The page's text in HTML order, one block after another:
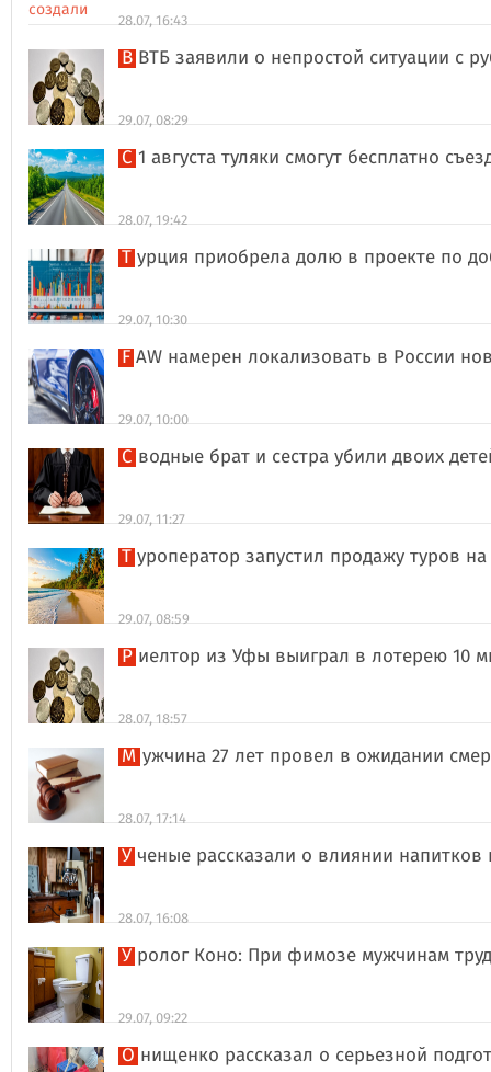
28.07, 16:43
В ВТБ заявили о непростой ситуации с
29.07, 08:29
С 1 августа туляки смогут бесплатно
28.07, 19:42
Турция приобрела долю в проекте по
29.07, 10:30
FAW намерен локализовать в России
29.07, 10:00
Сводные брат и сестра убили двоих
29.07, 11:27
Туроператор запустил продажу туров
29.07, 08:59
Риелтор из Уфы выиграл в лотерею 10
28.07, 18:57
Мужчина 27 лет провел в ожидании
28.07, 17:14
Ученые рассказали о влиянии
28.07, 16:08
Уролог Коно: При фимозе мужчинам
29.07, 09:22
Онищенко рассказал о серьезной